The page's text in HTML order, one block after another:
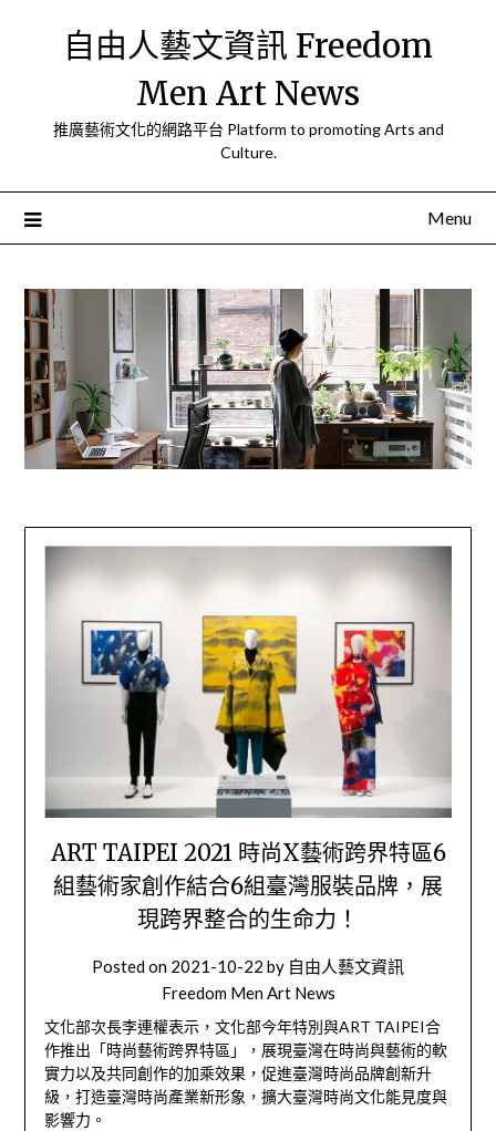
自由人藝文資訊 Freedom
Men Art News
推廣藝術文化的網路平台 Platform to promoting Arts and
Culture.
Menu
ART TAIPEI 2021 時尚X藝術跨界特區6
組藝術家創作結合6組臺灣服裝品牌，展
現跨界整合的生命力！
Posted on 2021-10-22 by 自由人藝文資訊
Freedom Men Art News
文化部次長李連權表示，文化部今年特別與ART TAIPEI合
作推出「時尚藝術跨界特區」，展現臺灣在時尚與藝術的軟
實力以及共同創作的加乘效果，促進臺灣時尚品牌創新升
級，打造臺灣時尚產業新形象，擴大臺灣時尚文化能見度與
影響力。